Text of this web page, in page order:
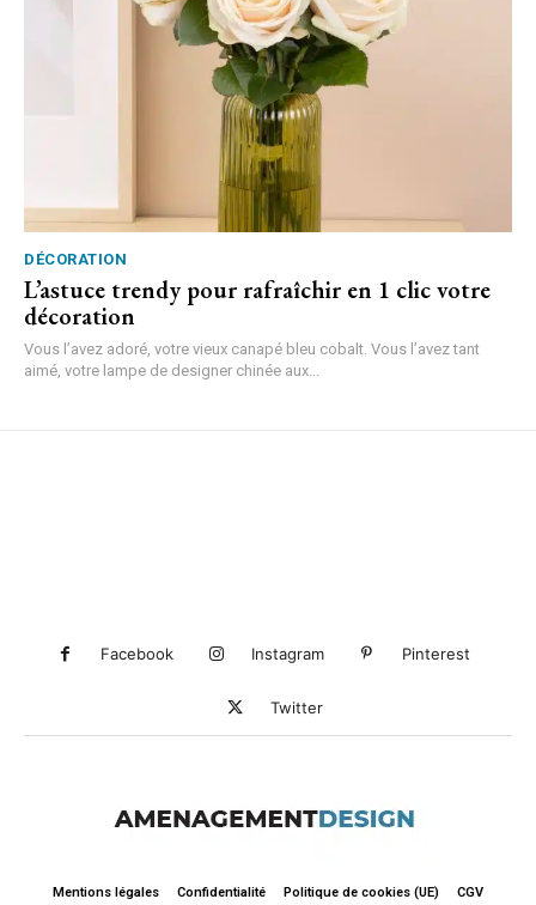
DÉCORATION
L’astuce trendy pour rafraîchir en 1 clic votre
décoration
Vous l’avez adoré, votre vieux canapé bleu cobalt. Vous l’avez tant
aimé, votre lampe de designer chinée aux...
Facebook Instagram Pinterest
Twitter
Mentions légales Confidentialité Politique de cookies (UE) CGV